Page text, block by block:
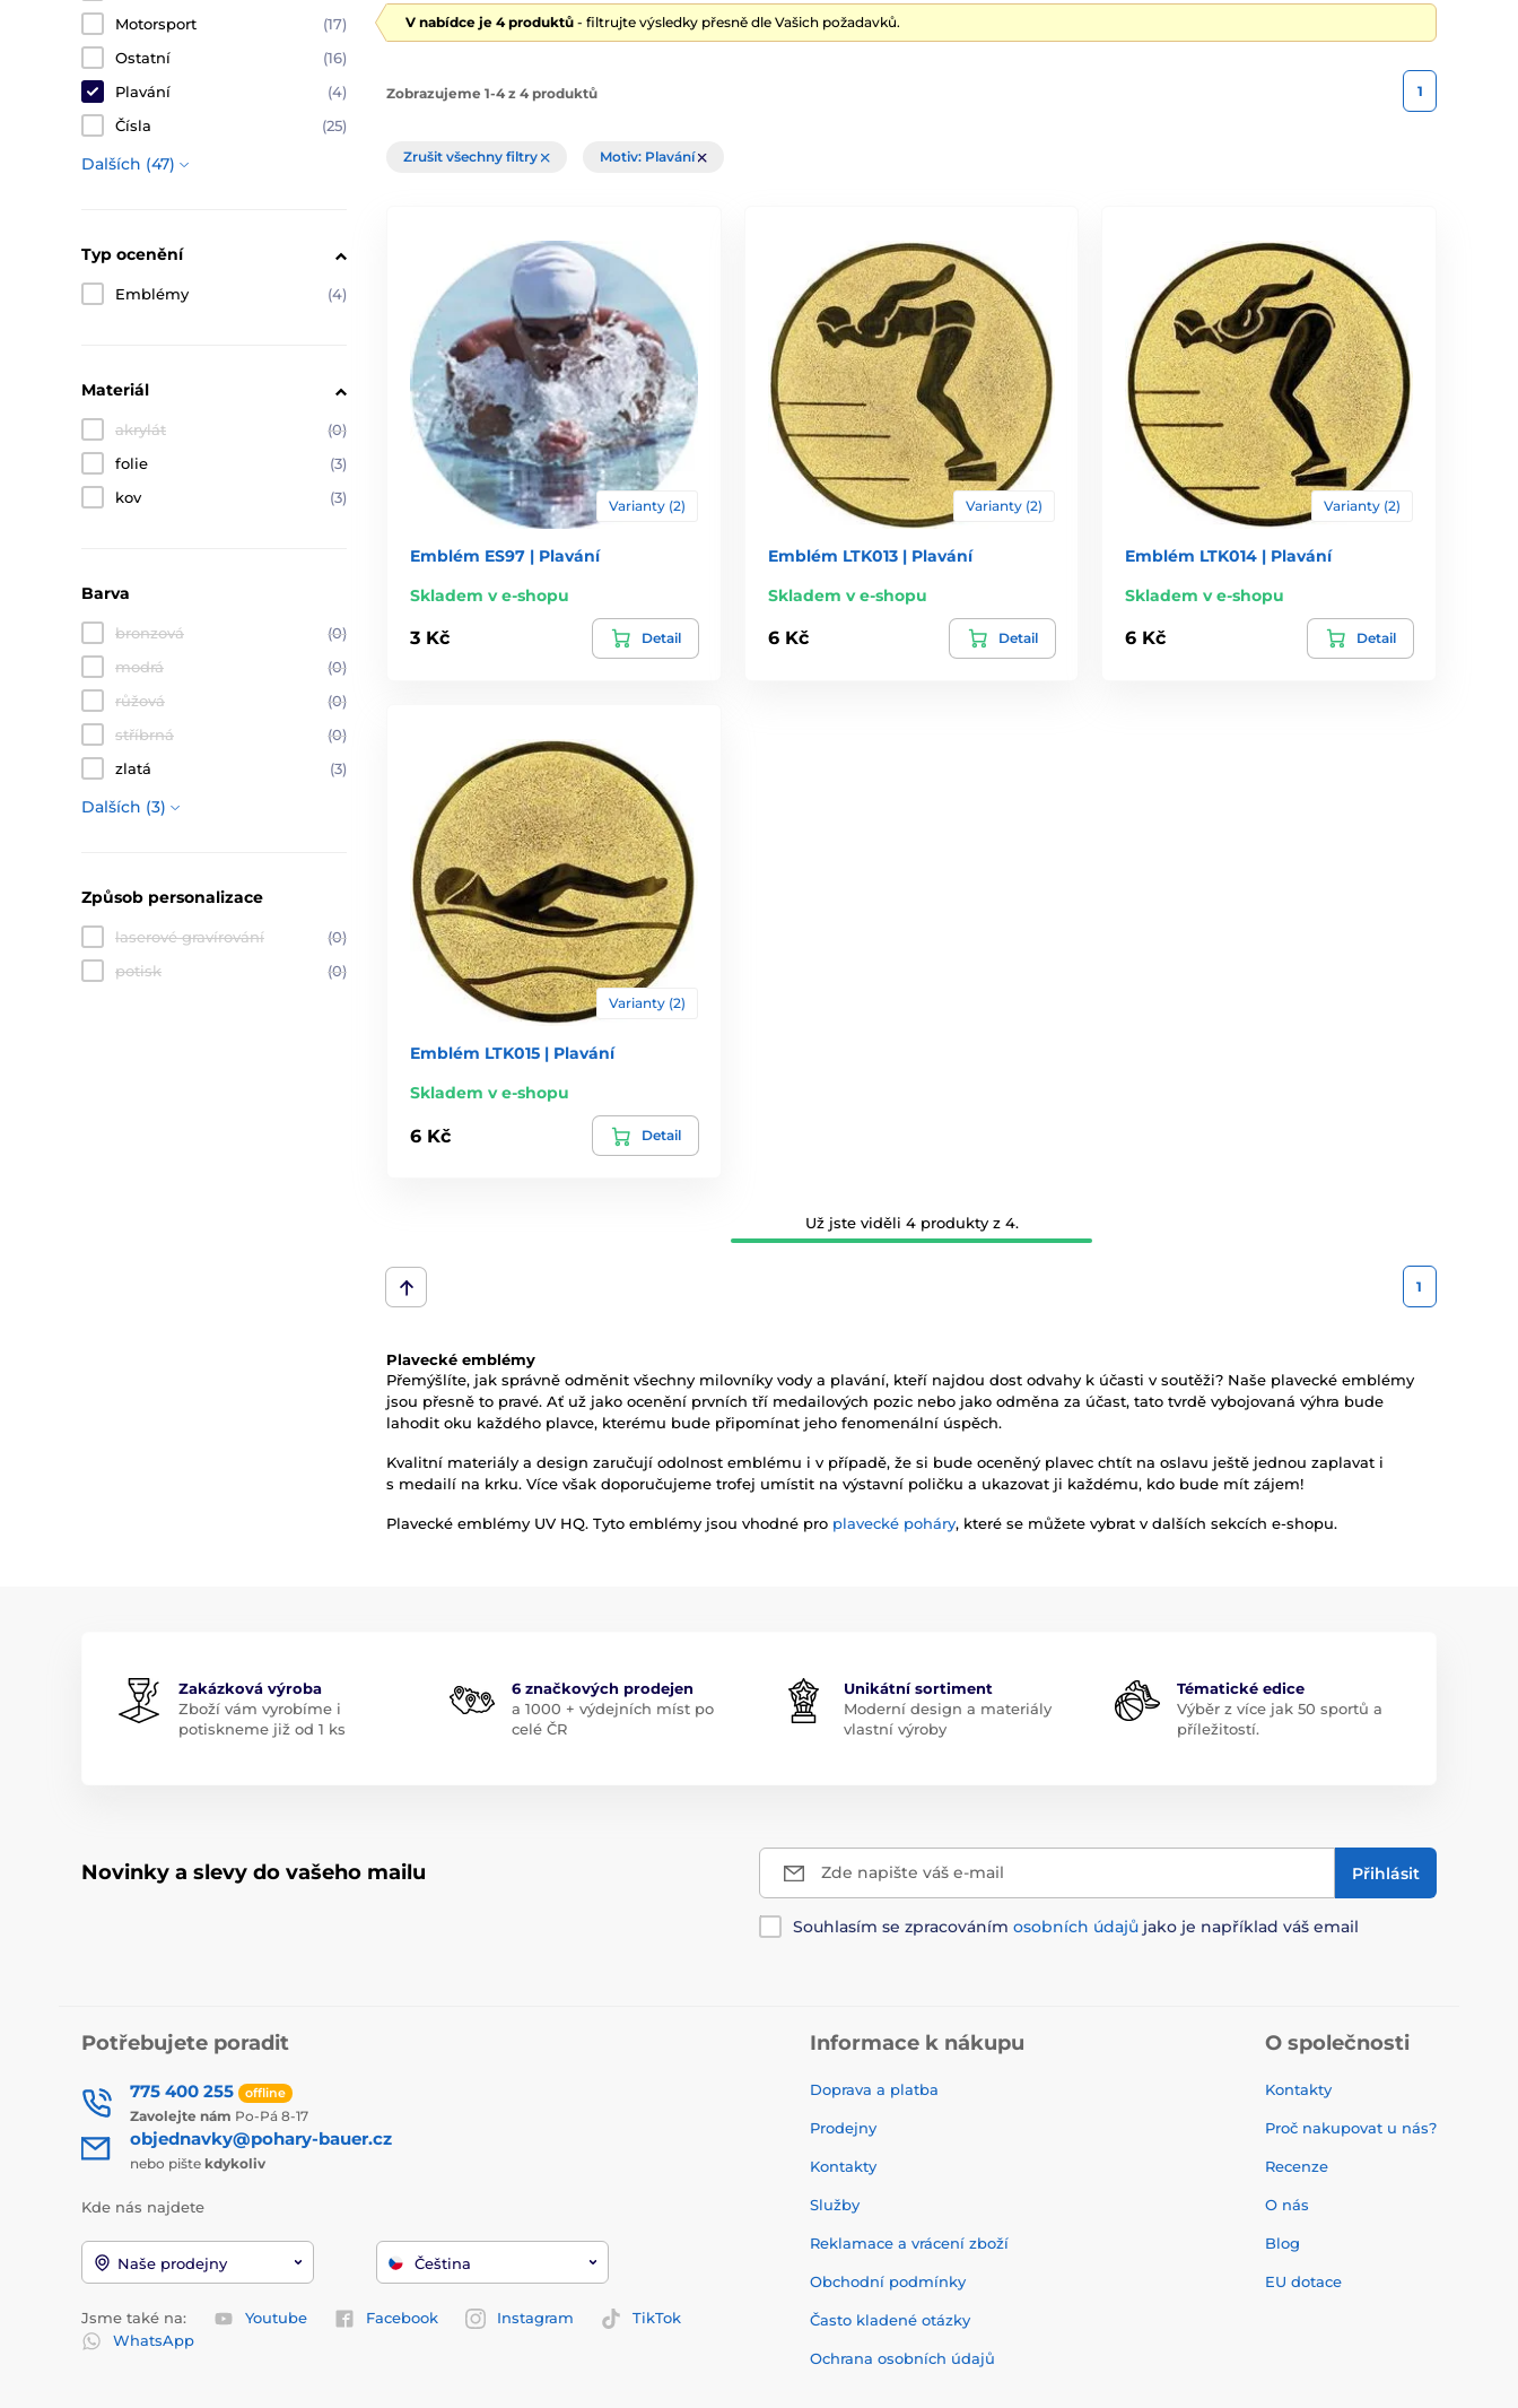
Motorsport
(17)
Ostatní
(16)
Plavání
(4)
Čísla
(25)
Dalších (47)
Typ ocenění
Emblémy (4)
Materiál
akrylát
(0)
folie
(3)
kov
(3)
Barva
bronzová
(0)
modrá
(0)
růžová
(0)
stříbrná
(0)
zlatá
(3)
Dalších (3)
Způsob personalizace
laserové gravírování
(0)
potisk
(0)
V nabídce je 4 produktů - filtrujte výsledky přesně dle Vašich požadavků.
Zobrazujeme 1-4 z 4 produktů 1
Zrušit všechny filtry Motiv: Plavání
Varianty (2)
Emblém ES97 | Plavání
Skladem v e-shopu
3 Kč Detail
Varianty (2)
Emblém LTK013 | Plavání
Skladem v e-shopu
6 Kč Detail
Varianty (2)
Emblém LTK014 | Plavání
Skladem v e-shopu
6 Kč Detail
Varianty (2)
Emblém LTK015 | Plavání
Skladem v e-shopu
6 Kč Detail
Už jste viděli 4 produkty z 4.
1
Plavecké emblémy
Přemýšlíte, jak správně odměnit všechny milovníky vody a plavání, kteří najdou dost odvahy k účasti v soutěži? Naše plavecké emblémy
jsou přesně to pravé. Ať už jako ocenění prvních tří medailových pozic nebo jako odměna za účast, tato tvrdě vybojovaná výhra bude
lahodit oku každého plavce, kterému bude připomínat jeho fenomenální úspěch.
Kvalitní materiály a design zaručují odolnost emblému i v případě, že si bude oceněný plavec chtít na oslavu ještě jednou zaplavat i
s medailí na krku. Více však doporučujeme trofej umístit na výstavní poličku a ukazovat ji každému, kdo bude mít zájem!
Plavecké emblémy UV HQ. Tyto emblémy jsou vhodné pro plavecké poháry, které se můžete vybrat v dalších sekcích e-shopu.
Zakázková výroba
Zboží vám vyrobíme i
potiskneme již od 1 ks
6 značkových prodejen
a 1000 + výdejních míst po
celé ČR
Unikátní sortiment
Moderní design a materiály
vlastní výroby
Tématické edice
Výběr z více jak 50 sportů a
příležitostí.
Novinky a slevy do vašeho mailu Zde napište váš e-mail Přihlásit
Souhlasím se zpracováním osobních údajů jako je například váš email
Potřebujete poradit
775 400 255 offline
Zavolejte nám Po-Pá 8-17
objednavky@pohary-bauer.cz
nebo pište kdykoliv
Kde nás najdete
Naše prodejny Čeština
Jsme také na: Youtube Facebook Instagram
TikTok
WhatsApp
Informace k nákupu
Doprava a platba
Prodejny
Kontakty
Služby
Reklamace a vrácení zboží
Obchodní podmínky
Často kladené otázky
Ochrana osobních údajů
O společnosti
Kontakty
Proč nakupovat u nás?
Recenze
O nás
Blog
EU dotace